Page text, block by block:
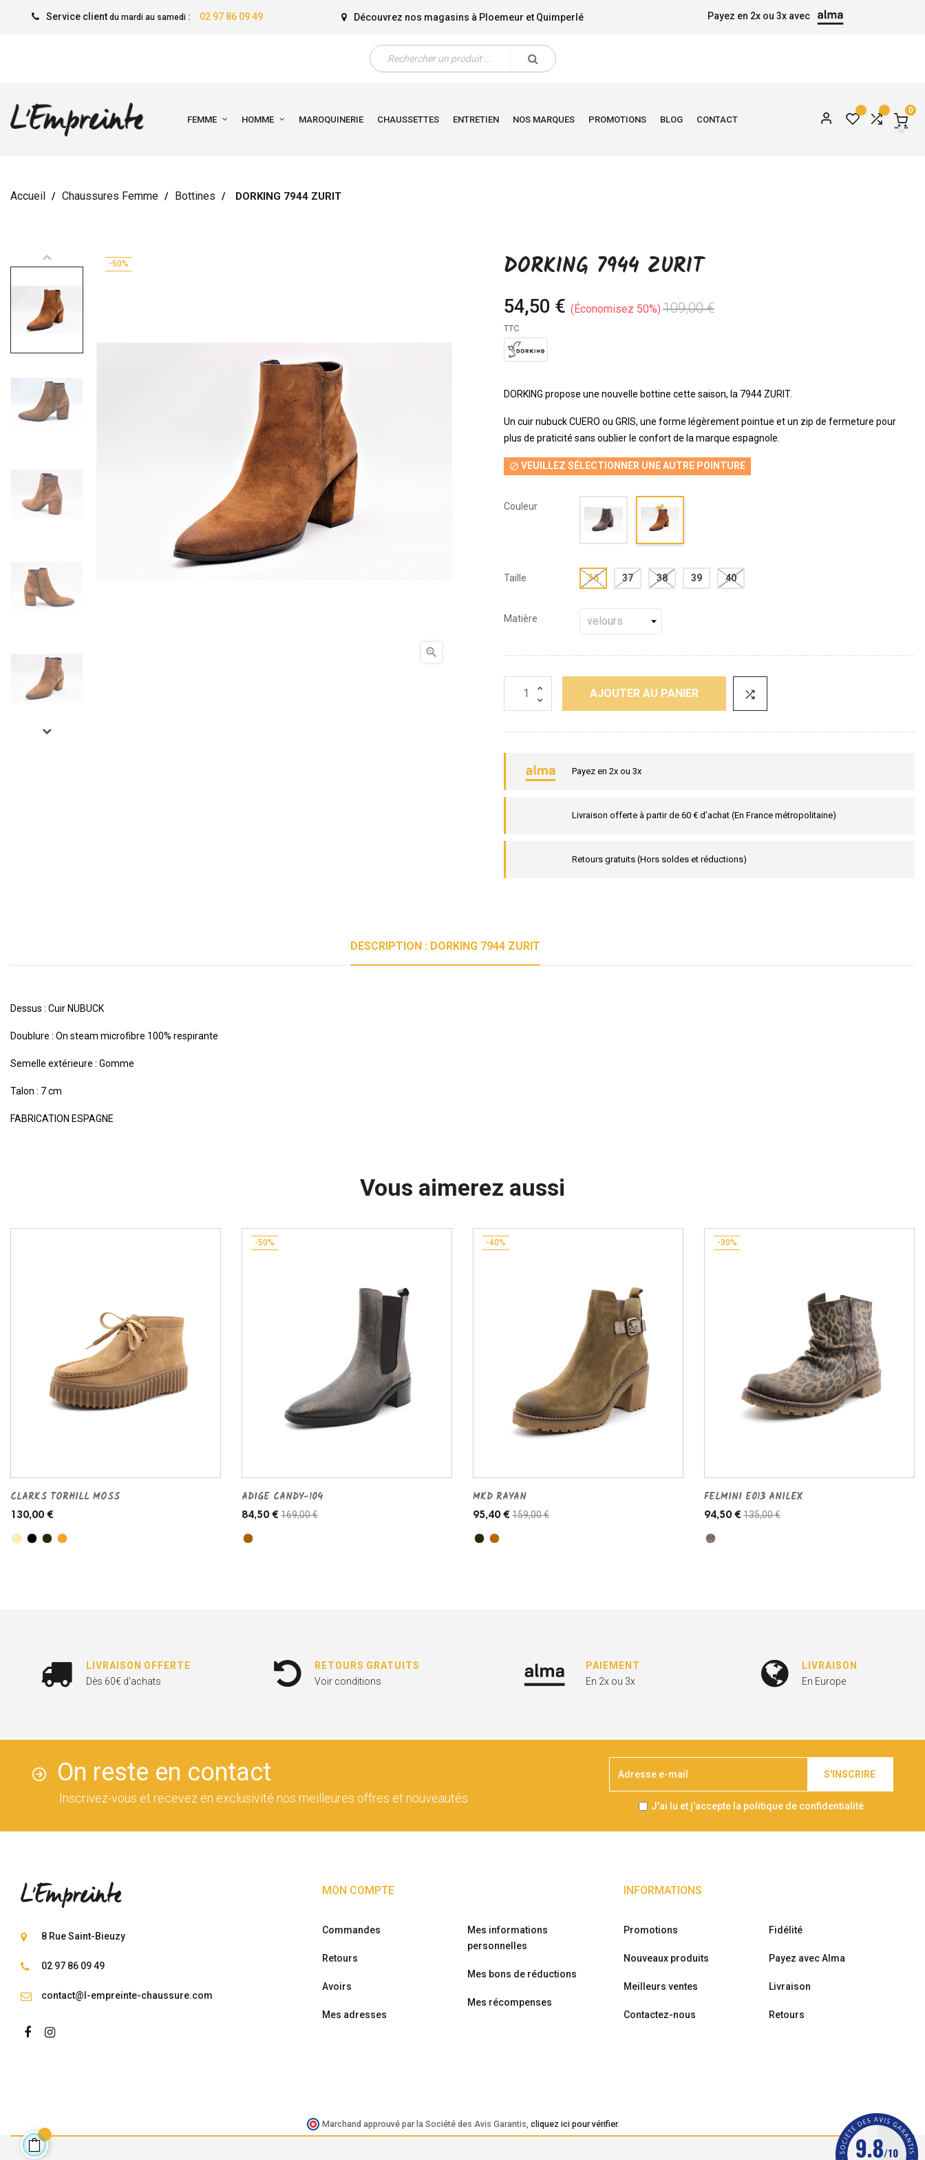
Service client du mardi au samedi: 02 97 86 09 49 Découvrez nos magasins à Ploemeur et Quimperlé Payez en 2x ou 3x avec
FEMME HOMME MAROQUINERIE CHAUSSETTES ENTRETIEN NOS MARQUES PROMOTIONS BLOG CONTACT
0
Accueil Chaussures Femme Bottines DORKING 7944 ZURIT
-50%

DORKING 7944 ZURIT
54,50 € Économisez 50% 109,00 €
TTC
DORKING propose une nouvelle bottine cette saison, la 7944 ZURIT.
Un cuir nubuck CUERO ou GRIS, une forme légèrement pointue et un zip de fermeture pour
plus de praticité sans oublier le confort de la marque espagnole.
 VEUILLEZ SÉLECTIONNER UNE AUTRE POINTURE
Couleur
Taille 36 37 38 39 40
Matière
AJOUTER AU PANIER
Payez en 2x ou 3x
Livraison offerte à partir de 60 € d’achat (En France métropolitaine)
Retours gratuits (Hors soldes et réductions)
DESCRIPTION : DORKING 7944 ZURIT
Dessus : Cuir NUBUCK
Doublure : On steam microfibre 100% respirante
Semelle extérieure : Gomme
Talon : 7 cm
FABRICATION ESPAGNE
Vous aimerez aussi
CLARKS TORHILL MOSS
130,00 €
-50%
ADIGE CANDY-104
84,50 € 169,00 €
-40%
MKD RAYAN
95,40 € 159,00 €
-30%
FELMINI E013 ANILEX
94,50 € 135,00 €
LIVRAISON OFFERTE
Dès 60€ d'achats
RETOURS GRATUITS
Voir conditions
PAIEMENT
En 2x ou 3x
LIVRAISON
En Europe
On reste en contact
Inscrivez-vous et recevez en exclusivité nos meilleures offres et nouveautés
S'INSCRIRE
J'ai lu et j'accepte la politique de confidentialité
8 Rue Saint-Bieuzy
02 97 86 09 49
contact@l-empreinte-chaussure.com
MON COMPTE
Commandes
Retours
Avoirs
Mes adresses
Mes informations
personnelles
Mes bons de réductions
Mes récompenses
INFORMATIONS
Promotions
Nouveaux produits
Meilleurs ventes
Contactez-nous
Fidélité
Payez avec Alma
Livraison
Retours
Marchand approuvé par la Société des Avis Garantis, cliquez ici pour vérifier.